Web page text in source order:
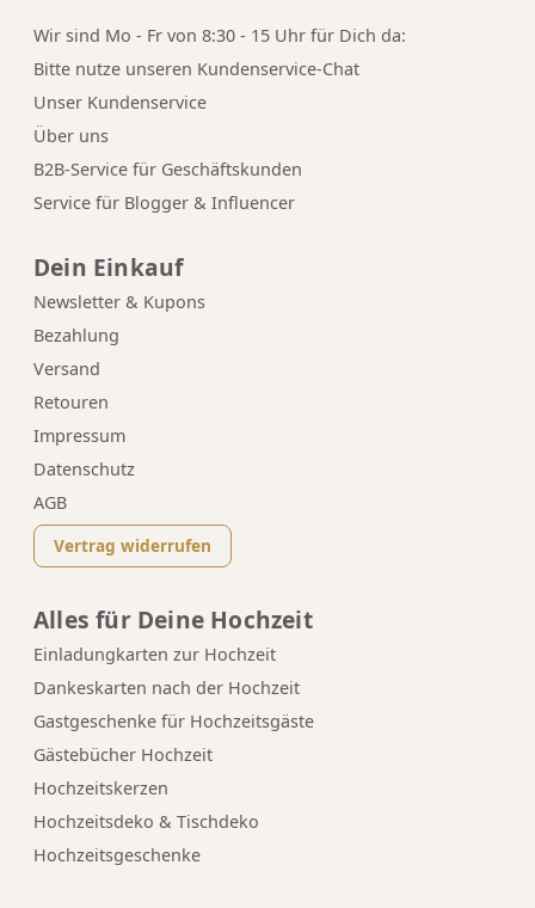
Wir sind Mo - Fr von 8:30 - 15 Uhr für Dich da:
Bitte nutze unseren Kundenservice-Chat
Unser Kundenservice
Über uns
B2B-Service für Geschäftskunden
Service für Blogger & Influencer
Dein Einkauf
Newsletter & Kupons
Bezahlung
Versand
Retouren
Impressum
Datenschutz
AGB
Vertrag widerrufen
Alles für Deine Hochzeit
Einladungkarten zur Hochzeit
Dankeskarten nach der Hochzeit
Gastgeschenke für Hochzeitsgäste
Gästebücher Hochzeit
Hochzeitskerzen
Hochzeitsdeko & Tischdeko
Hochzeitsgeschenke